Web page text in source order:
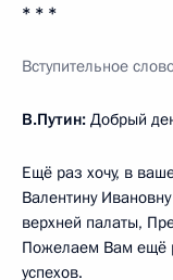
* * *
Вступительное
В.Путин: Добрый
Ещё раз хочу, в
Валентину Ивановну
верхней палаты,
Пожелаем Вам ещё
успехов.